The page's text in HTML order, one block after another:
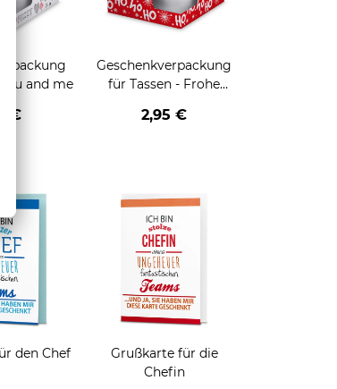
für Tassen - You and me
€
Geschenkverpackung
für Tassen - Frohe
HO - rot
2,95 €
den Chef
Grußkarte für die
Chefin